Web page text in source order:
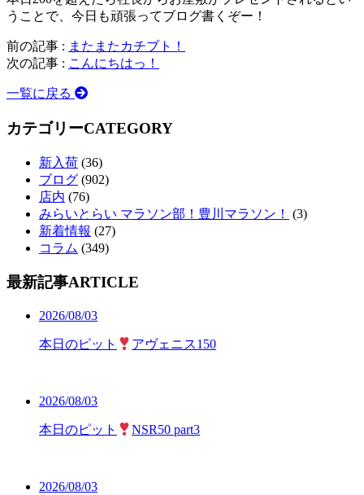
うことで、今日も頑張ってブログ書くぞー！
前の記事 : またまたカチブト！
次の記事 : こんにちはっ！
一覧に戻る
カテゴリーCATEGORY
新入荷 (36)
ブログ (902)
店内 (76)
みらいとらい マラソン部！豊川マラソン！
(3)
新着情報 (27)
コラム (349)
最新記事ARTICLE
2026/08/03
本日のピット アヴェニス150
2026/08/03
本日のピット NSR50 part3
2026/08/03